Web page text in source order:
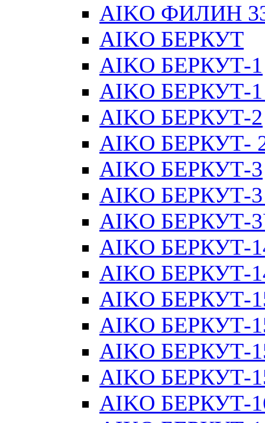
AIKO ФИЛИН 33
AIKO БЕРКУТ
AIKO БЕРКУТ-1
AIKO БЕРКУТ-
AIKO БЕРКУТ-2
AIKO БЕРКУТ-
AIKO БЕРКУТ-3
AIKO БЕРКУТ-
AIKO БЕРКУТ-
AIKO БЕРКУТ-
AIKO БЕРКУТ-
AIKO БЕРКУТ-
AIKO БЕРКУТ-
AIKO БЕРКУТ-
AIKO БЕРКУТ-
AIKO БЕРКУТ-